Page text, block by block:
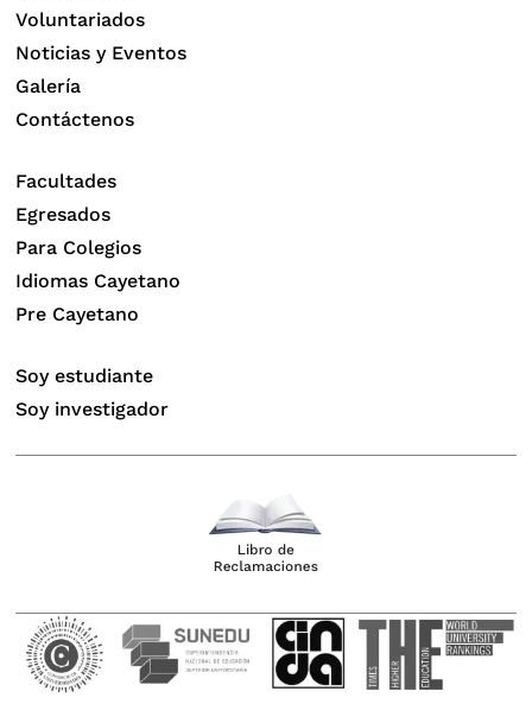
Voluntariados
Noticias y Eventos
Galería
Contáctenos
Facultades
Egresados
Para Colegios
Idiomas Cayetano
Pre Cayetano
Soy estudiante
Soy investigador